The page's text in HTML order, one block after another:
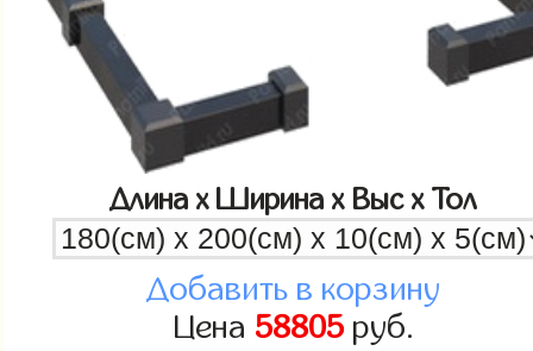
Длина x Ширина x Выс x Тол
Добавить в корзину
Цена 58805руб.